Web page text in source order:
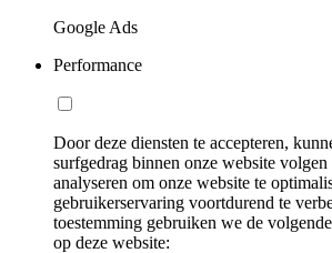
Google Ads
Performance
Door deze diensten te accepteren,
surfgedrag binnen onze website volgen
analyseren om onze website te
gebruikerservaring voortdurend te
toestemming gebruiken we de
op deze website: